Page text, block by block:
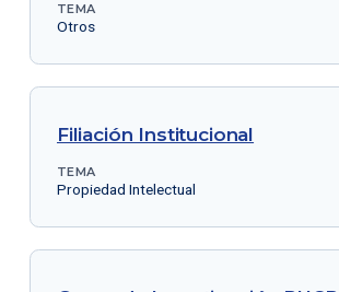
TEMA
Otros
Filiación Institucional
TEMA
Propiedad Intelectual